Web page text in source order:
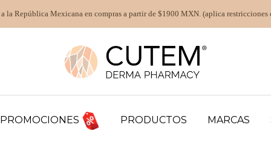
la República Mexicana en compras a partir de $1900 MXN. (aplica restricciones
PROMOCIONES PRODUCTOS MARCAS